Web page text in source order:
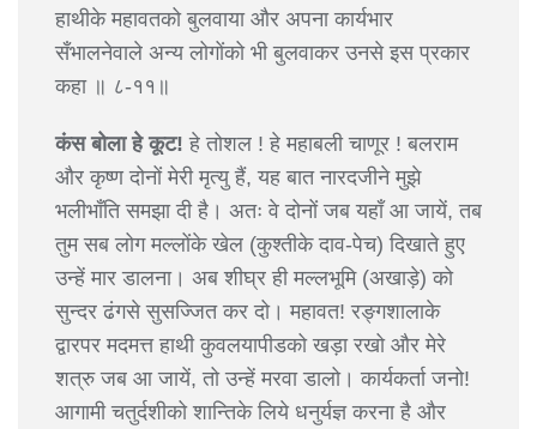
हाथीके महावतको बुलवाया और अपना कार्यभार
सँभालनेवाले अन्य लोगोंको भी बुलवाकर उनसे इस प्रकार
कहा ॥ ८-११॥
कंस बोला हे कूट! हे तोशल ! हे महाबली चाणूर ! बलराम
और कृष्ण दोनों मेरी मृत्यु हैं, यह बात नारदजीने मुझे
भलीभाँति समझा दी है। अतः वे दोनों जब यहाँ आ जायें, तब
तुम सब लोग मल्लोंके खेल (कुश्तीके दाव-पेच) दिखाते हुए
उन्हें मार डालना। अब शीघ्र ही मल्लभूमि (अखाड़े) को
सुन्दर ढंगसे सुसज्जित कर दो। महावत! रङ्गशालाके
द्वारपर मदमत्त हाथी कुवलयापीडको खड़ा रखो और मेरे
शत्रु जब आ जायें, तो उन्हें मरवा डालो। कार्यकर्ता जनो!
आगामी चतुर्दशीको शान्तिके लिये धनुर्यज्ञ करना है और